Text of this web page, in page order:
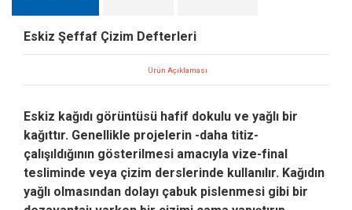
Eskiz Şeffaf Çizim Defterleri
Ürün Açıklaması
Eskiz kağıdı görüntüsü hafif dokulu ve yağlı bir
kağıttır. Genellikle projelerin -daha titiz-
çalışıldığının gösterilmesi amacıyla vize-final
tesliminde veya çizim derslerinde kullanılır. Kağıdın
yağlı olmasından dolayı çabuk pislenmesi gibi bir